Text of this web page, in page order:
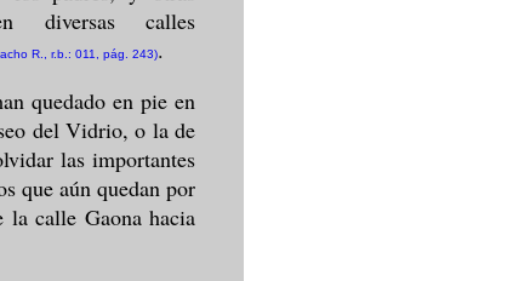
diversas calles
R., r.b.: 011, pág. 243).
quedado en pie en
del Vidrio, o la de
las importantes
que aún quedan por
la calle Gaona hacia